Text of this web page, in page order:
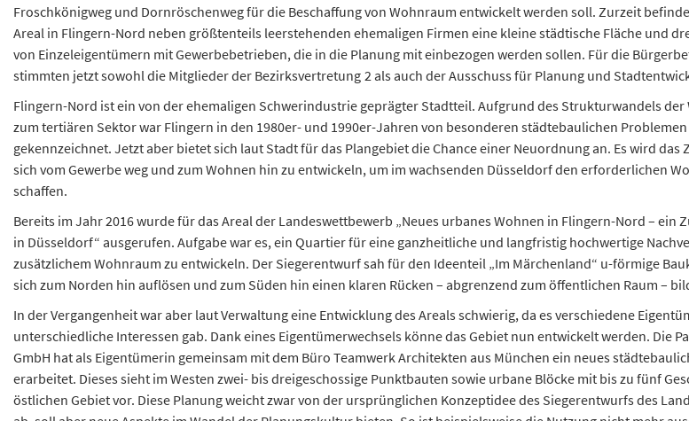
Froschkönigweg und Dornröschenweg für die Beschaffung von Wohnraum entwickelt werden soll. Zurzeit
Areal in Flingern-Nord neben größtenteils leerstehenden ehemaligen Firmen eine kleine städtische Fläche und
von Einzeleigentümern mit Gewerbebetrieben, die in die Planung mit einbezogen werden sollen. Für die
stimmten jetzt sowohl die Mitglieder der Bezirksvertretung 2 als auch der Ausschuss für Planung und
Flingern-Nord ist ein von der ehemaligen Schwerindustrie geprägter Stadtteil. Aufgrund des Strukturwandels der
zum tertiären Sektor war Flingern in den 1980er- und 1990er-Jahren von besonderen städtebaulichen Problemen
gekennzeichnet. Jetzt aber bietet sich laut Stadt für das Plangebiet die Chance einer Neuordnung an. Es wird das
sich vom Gewerbe weg und zum Wohnen hin zu entwickeln, um im wachsenden Düsseldorf den erforderlichen
schaffen.
Bereits im Jahr 2016 wurde für das Areal der Landeswettbewerb „Neues urbanes Wohnen in Flingern-Nord – ein
in Düsseldorf“ ausgerufen. Aufgabe war es, ein Quartier für eine ganzheitliche und langfristig hochwertige
zusätzlichem Wohnraum zu entwickeln. Der Siegerentwurf sah für den Ideenteil „Im Märchenland“ u-förmige
sich zum Norden hin auflösen und zum Süden hin einen klaren Rücken – abgrenzend zum öffentlichen Raum –
In der Vergangenheit war aber laut Verwaltung eine Entwicklung des Areals schwierig, da es verschiedene
unterschiedliche Interessen gab. Dank eines Eigentümerwechsels könne das Gebiet nun entwickelt werden. Die
GmbH hat als Eigentümerin gemeinsam mit dem Büro Teamwerk Architekten aus München ein neues
erarbeitet. Dieses sieht im Westen zwei- bis dreigeschossige Punktbauten sowie urbane Blöcke mit bis zu fünf
östlichen Gebiet vor. Diese Planung weicht zwar von der ursprünglichen Konzeptidee des Siegerentwurfs des